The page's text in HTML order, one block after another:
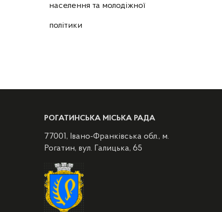
населення та молодіжної
політики
РОГАТИНСЬКА МІСЬКА РАДА
77001, Івано-Франківська обл., м.
Рогатин, вул. Галицька, 65